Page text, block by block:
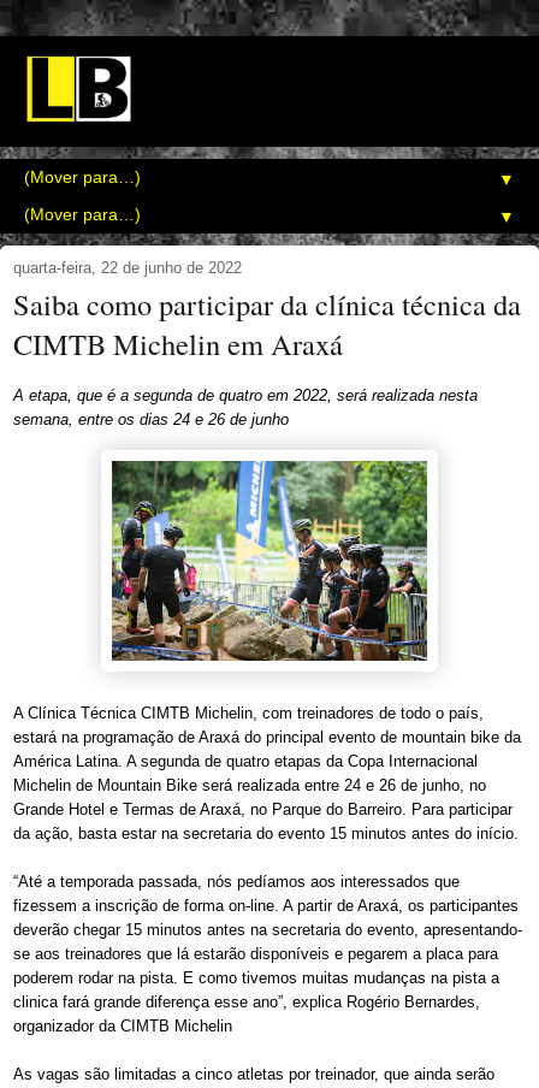
▼
▼
quarta-feira, 22 de junho de 2022
Saiba como participar da clínica técnica da
CIMTB Michelin em Araxá
A etapa, que é a segunda de quatro em 2022, será realizada nesta
semana, entre os dias 24 e 26 de junho
A Clínica Técnica CIMTB Michelin, com treinadores de todo o país,
estará na programação de Araxá do principal evento de mountain bike da
América Latina. A segunda de quatro etapas da Copa Internacional
Michelin de Mountain Bike será realizada entre 24 e 26 de junho, no
Grande Hotel e Termas de Araxá, no Parque do Barreiro. Para participar
da ação, basta estar na secretaria do evento 15 minutos antes do início.
“Até a temporada passada, nós pedíamos aos interessados que
fizessem a inscrição de forma on-line. A partir de Araxá, os participantes
deverão chegar 15 minutos antes na secretaria do evento, apresentando-
se aos treinadores que lá estarão disponíveis e pegarem a placa para
poderem rodar na pista. E como tivemos muitas mudanças na pista a
clinica fará grande diferença esse ano”, explica Rogério Bernardes,
organizador da CIMTB Michelin
As vagas são limitadas a cinco atletas por treinador, que ainda serão